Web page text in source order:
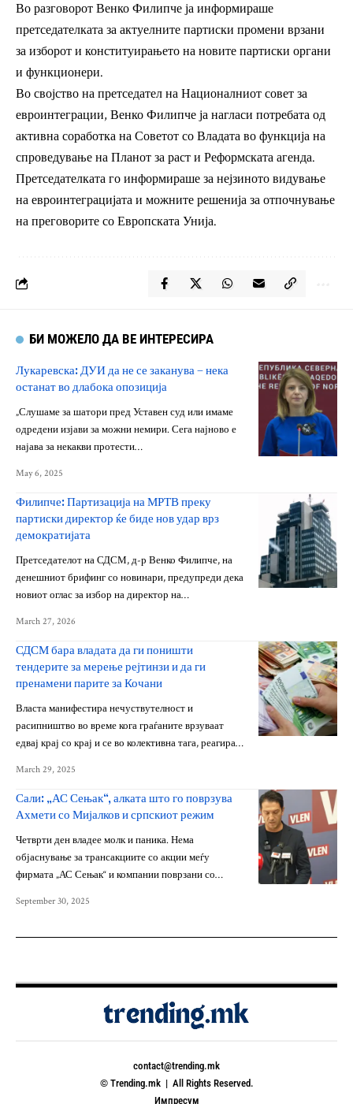
Во разговорот Венко Филипче ја информираше
претседателката за актуелните партиски промени врзани
за изборот и конституирањето на новите партиски органи
и функционери.
Во својство на претседател на Националниот совет за
евроинтеграции, Венко Филипче ја нагласи потребата од
активна соработка на Советот со Владата во функција на
спроведување на Планот за раст и Реформската агенда.
Претседателката го информираше за нејзиното видување
на евроинтеграцијата и можните решенија за отпочнување
на преговорите со Европската Унија.
БИ МОЖЕЛО ДА ВЕ ИНТЕРЕСИРА
Лукаревска: ДУИ да не се заканува – нека
останат во длабока опозиција
„Слушаме за шатори пред Уставен суд или имаме
одредени изјави за можни немири. Сега најново е
најава за некакви протести…
May 6, 2025
Филипче: Партизација на МРТВ преку
партиски директор ќе биде нов удар врз
демократијата
Претседателот на СДСМ, д-р Венко Филипче, на
денешниот брифинг со новинари, предупреди дека
новиот оглас за избор на директор на…
March 27, 2026
СДСМ бара владата да ги поништи
тендерите за мерење рејтинзи и да ги
пренамени парите за Кочани
Власта манифестира нечуствутелност и
расипништво во време кога граѓаните врзуваат
едвај крај со крај и се во колективна тага, реагира…
March 29, 2025
Сали: „АС Сењак“, алката што го поврзува
Ахмети со Мијалков и српскиот режим
Четврти ден владее молк и паника. Нема
објаснување за трансакциите со акции меѓу
фирмата „АС Сењак“ и компании поврзани со…
September 30, 2025
contact@trending.mk
© Trending.mk | All Rights Reserved.
Импресум